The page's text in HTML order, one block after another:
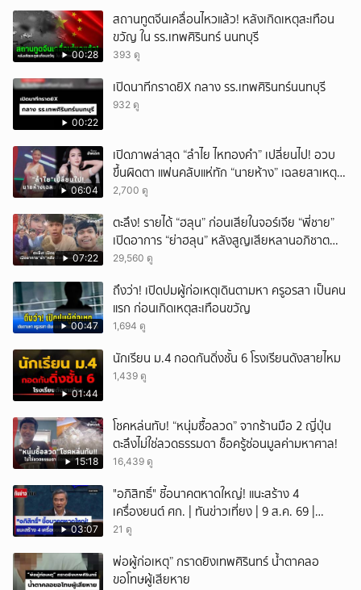
00:28
สถานทูตจีนเคลื่อนไหวแล้ว! หลังเกิดเหตุสะเทือน
ขวัญ ใน รร.เทพศิรินทร์ นนทบุรี
393 ดู
00:22
เปิดนาทีกราดยิX กลาง รร.เทพศิรินทร์นนทบุรี
932 ดู
06:04
เปิดภาพล่าสุด “ลำไย ไหทองคำ” เปลี่ยนไป! อวบ
ขึ้นผิดตา แฟนคลับแห่ทัก “นายห้าง” เฉลยสาเหตุ
ชัด!
2,700 ดู
07:22
ตะลึง! รายได้ “ฮลุน” ก่อนเสียในจอร์เจีย “พี่ชาย”
เปิดอาการ “ย่าฮลุน” หลังสูญเสียหลานอภิชาต
บุตร!
29,560 ดู
00:47
ถึงว่า! เปิดปมผู้ก่อเหตุเดินตามหา ครูอรสา เป็นคน
แรก ก่อนเกิดเหตุสะเทือนขวัญ
1,694 ดู
01:44
นักเรียน ม.4 กอดกันดิ่งชั้น 6 โรงเรียนดังสายไหม
1,439 ดู
15:18
โชคหล่นทับ! “หนุ่มซื้อลวด” จากร้านมือ 2 ญี่ปุ่น
ตะลึงไม่ใช่ลวดธรรมดา ช็อครู้ซ่อนมูลค่ามหาศาล!
16,439 ดู
03:07
"อภิสิทธิ์" ชี้อนาคตหาดใหญ่! แนะสร้าง 4
เครื่องยนต์ ศก. | ทันข่าวเที่ยง | 9 ส.ค. 69 |
NationTV22
21 ดู
พ่อผู้ก่อเหตุ” กราดยิงเทพศิรินทร์ น้ำตาคลอ
ขอโทษผู้เสียหาย